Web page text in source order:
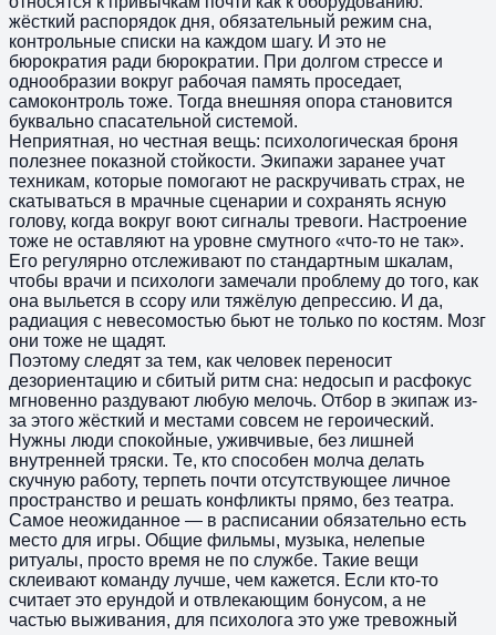
жёсткий распорядок дня, обязательный режим сна,
контрольные списки на каждом шагу. И это не
бюрократия ради бюрократии. При долгом стрессе и
однообразии вокруг рабочая память проседает,
самоконтроль тоже. Тогда внешняя опора становится
буквально спасательной системой.
Неприятная, но честная вещь: психологическая броня
полезнее показной стойкости. Экипажи заранее учат
техникам, которые помогают не раскручивать страх, не
скатываться в мрачные сценарии и сохранять ясную
голову, когда вокруг воют сигналы тревоги. Настроение
тоже не оставляют на уровне смутного «что-то не так».
Его регулярно отслеживают по стандартным шкалам,
чтобы врачи и психологи замечали проблему до того, как
она выльется в ссору или тяжёлую депрессию. И да,
радиация с невесомостью бьют не только по костям. Мозг
они тоже не щадят.
Поэтому следят за тем, как человек переносит
дезориентацию и сбитый ритм сна: недосып и расфокус
мгновенно раздувают любую мелочь. Отбор в экипаж из-
за этого жёсткий и местами совсем не героический.
Нужны люди спокойные, уживчивые, без лишней
внутренней тряски. Те, кто способен молча делать
скучную работу, терпеть почти отсутствующее личное
пространство и решать конфликты прямо, без театра.
Самое неожиданное — в расписании обязательно есть
место для игры. Общие фильмы, музыка, нелепые
ритуалы, просто время не по службе. Такие вещи
склеивают команду лучше, чем кажется. Если кто-то
считает это ерундой и отвлекающим бонусом, а не
частью выживания, для психолога это уже тревожный